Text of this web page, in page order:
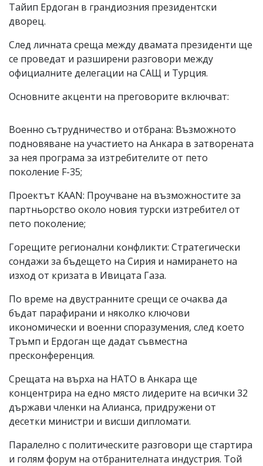
Тайип Ердоган в грандиозния президентски
дворец.
След личната среща между двамата президенти ще
се проведат и разширени разговори между
официалните делегации на САЩ и Турция.
Основните акценти на преговорите включват:
Военно сътрудничество и отбрана: Възможното
подновяване на участието на Анкара в затворената
за нея програма за изтребителите от пето
поколение F-35;
Проектът KAAN: Проучване на възможностите за
партньорство около новия турски изтребител от
пето поколение;
Горещите регионални конфликти: Стратегически
сондажи за бъдещето на Сирия и намирането на
изход от кризата в Ивицата Газа.
По време на двустранните срещи се очаква да
бъдат парафирани и няколко ключови
икономически и военни споразумения, след което
Тръмп и Ердоган ще дадат съвместна
пресконференция.
Срещата на върха на НАТО в Анкара ще
концентрира на едно място лидерите на всички 32
държави членки на Алианса, придружени от
десетки министри и висши дипломати.
Паралелно с политическите разговори ще стартира
и голям форум на отбранителната индустрия. Той